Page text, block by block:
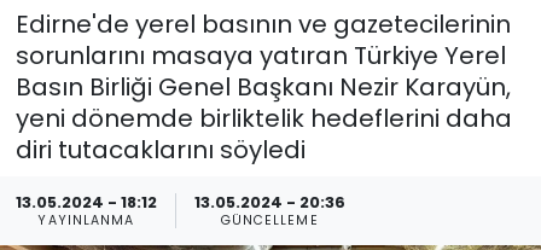
Edirne'de yerel basının ve gazetecilerinin
sorunlarını masaya yatıran Türkiye Yerel
Basın Birliği Genel Başkanı Nezir Karayün,
yeni dönemde birliktelik hedeflerini daha
diri tutacaklarını söyledi
13.05.2024 - 18:12
YAYINLANMA
13.05.2024 - 20:36
GÜNCELLEME
Eğitim
Kültür-sanat
Sağlık
Spor
Kültür-sanat
Sağlık
Spor
Teknoloji
Son Dakika Haberleri
Haber Arşivi